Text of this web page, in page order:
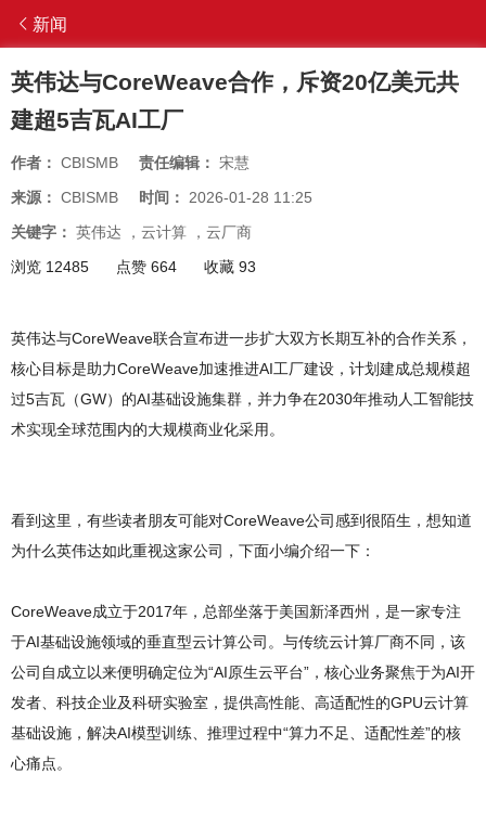
新闻
英伟达与CoreWeave合作，斥资20亿美元共
建超5吉瓦AI工厂
作者： CBISMB 责任编辑： 宋慧
来源： CBISMB 时间： 2026-01-28 11:25
关键字： 英伟达 ， 云计算 ， 云厂商
浏览 12485
点赞 664 收藏 93
英伟达与CoreWeave联合宣布进一步扩大双方长期互补的合作关系，
核心目标是助力CoreWeave加速推进AI工厂建设，计划建成总规模超
过5吉瓦（GW）的AI基础设施集群，并力争在2030年推动人工智能技
术实现全球范围内的大规模商业化采用。
看到这里，有些读者朋友可能对CoreWeave公司感到很陌生，想知道
为什么英伟达如此重视这家公司，下面小编介绍一下：
CoreWeave成立于2017年，总部坐落于美国新泽西州，是一家专注
于AI基础设施领域的垂直型云计算公司。与传统云计算厂商不同，该
公司自成立以来便明确定位为“AI原生云平台”，核心业务聚焦于为AI开
发者、科技企业及科研实验室，提供高性能、高适配性的GPU云计算
基础设施，解决AI模型训练、推理过程中“算力不足、适配性差”的核
心痛点。